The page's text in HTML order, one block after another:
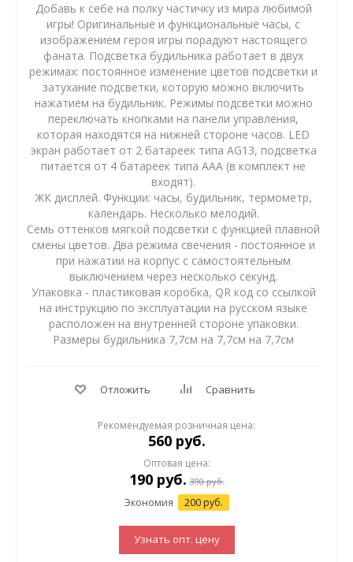
Добавь к себе на полку частичку из мира любимой
игры! Оригинальные и функциональные часы, с
изображением героя игры порадуют настоящего
фаната. Подсветка будильника работает в двух
режимах: постоянное изменение цветов подсветки и
затухание подсветки, которую можно включить
нажатием на будильник. Режимы подсветки можно
переключать кнопками на панели управления,
которая находятся на нижней стороне часов. LED
экран работает от 2 батареек типа AG13, подсветка
питается от 4 батареек типа AAA (в комплект не
входят).
ЖК дисплей. Функции: часы, будильник, термометр,
календарь. Несколько мелодий.
Семь оттенков мягкой подсветки с функцией плавной
смены цветов. Два режима свечения - постоянное и
при нажатии на корпус с самостоятельным
выключением через несколько секунд.
Упаковка - пластиковая коробка, QR код со ссылкой
на инструкцию по эксплуатации на русском языке
расположен на внутренней стороне упаковки.
Размеры будильника 7,7см на 7,7см на 7,7см
Отложить Сравнить
Рекомендуемая розничная цена:
560 руб.
Оптовая цена:
190руб. 390руб.
Экономия 200 руб.
Узнать опт. цену